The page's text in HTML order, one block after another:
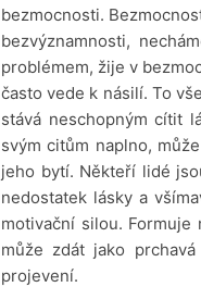
bezmocnosti.
bezvýznamnosti,
problémem, žije v
často vede k násilí. To
stává neschopným cítit
svým citům naplno,
jeho bytí. Někteří lidé
nedostatek lásky a
motivační silou.
může zdát jako
projevení.